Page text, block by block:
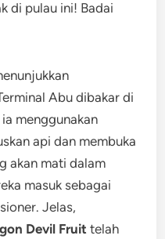
di pulau ini! Badai
Abu dibakar di
menggunakan
api dan membuka
akan mati dalam
masuk sebagai
Jelas,
Devil Fruit telah